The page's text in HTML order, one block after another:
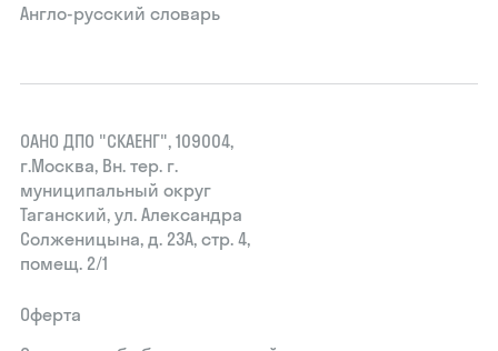
Англо-русский словарь
ОАНО ДПО "СКАЕНГ", 109004,
г.Москва, Вн. тер. г.
муниципальный округ
Таганский, ул. Александра
Солженицына, д. 23А, стр. 4,
помещ. 2/1
Оферта